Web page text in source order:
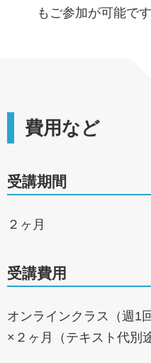
もご参加が可能です
費用など
受講期間
２ヶ月
受講費用
オンラインクラス（週1
×２ヶ月（テキスト代別